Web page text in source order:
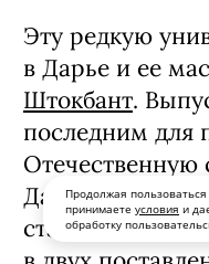
Продолжая
принимаете условия и
обработку
исторический
танцы, и в
од­ной из тех
середи­ны 1930-
рассказывать,
жить помогает.
Москве под